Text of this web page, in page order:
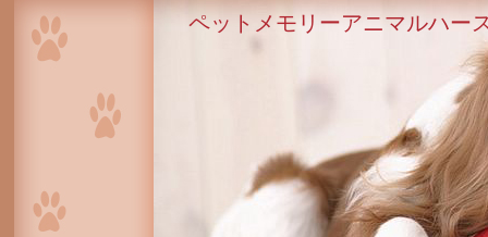
ペットメモリーアニマルハー